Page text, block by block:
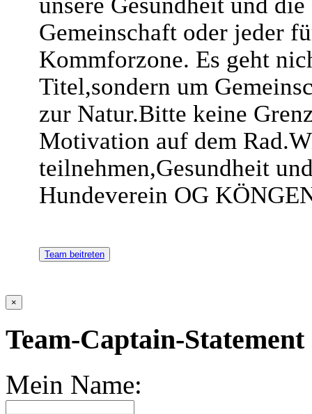
Gemeinschaft oder jeder
Kommforzone. Es geht
Titel,sondern um
zur Natur.Bitte keine
Motivation auf dem
teilnehmen,Gesundheit
Hundeverein OG
Team beitreten
×
Team-Captain-
Mein Name: